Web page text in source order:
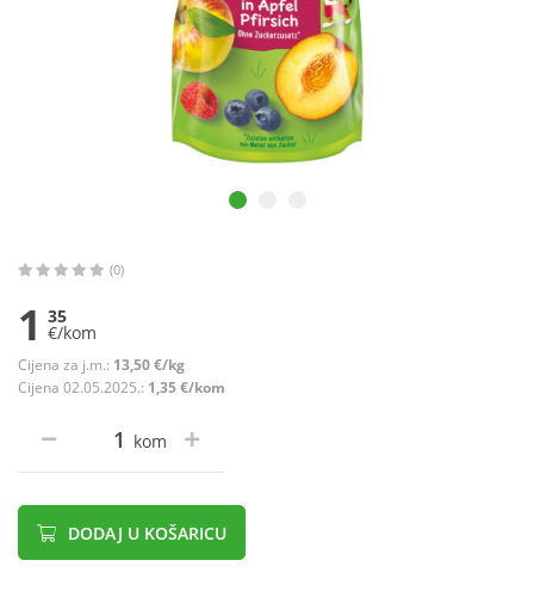
(0)
1 35
€/kom
Cijena za j.m.: 13,50 €/kg
Cijena 02.05.2025.: 1,35 €/kom
kom
DODAJ U KOŠARICU